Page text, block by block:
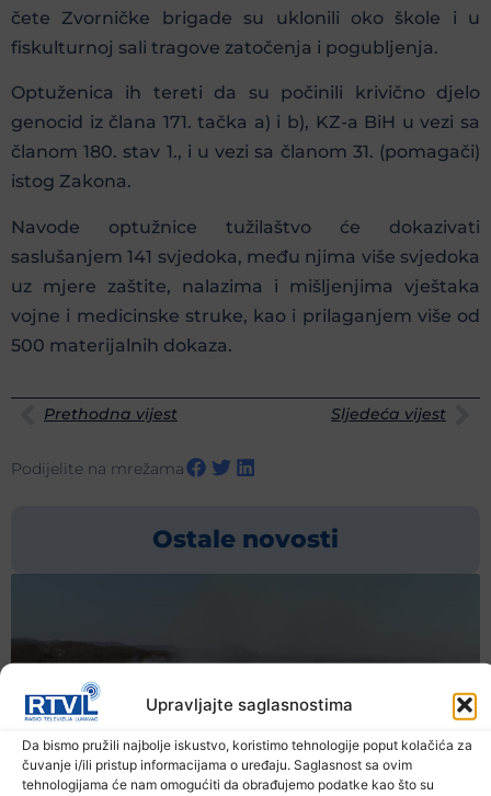
Upravljajte saglasnostima
Da bismo pružili najbolje iskustvo, koristimo tehnologije poput kolačića za
čuvanje i/ili pristup informacijama o uređaju. Saglasnost sa ovim
tehnologijama će nam omogućiti da obrađujemo podatke kao što su
čete Zvorničke brigade su uklonili oko škole i u
fiskulturnoj sali tragove zatočenja i pogubljenja.
Optuženica ih tereti da su počinili krivično djelo
genocid iz člana 171. tačka a) i b), KZ-a BiH u vezi sa
članom 180. stav 1., i u vezi sa članom 31. (pomagači)
istog Zakona.
Navode optužnice tužilaštvo će dokazivati
saslušanjem 141 svjedoka, među njima više svjedoka
uz mjere zaštite, nalazima i mišljenjima vještaka
vojne i medicinske struke, kao i prilaganjem više od
500 materijalnih dokaza.
Prethodna vijest Sljedeća vijest
Podijelite na mrežama
Ostale novosti